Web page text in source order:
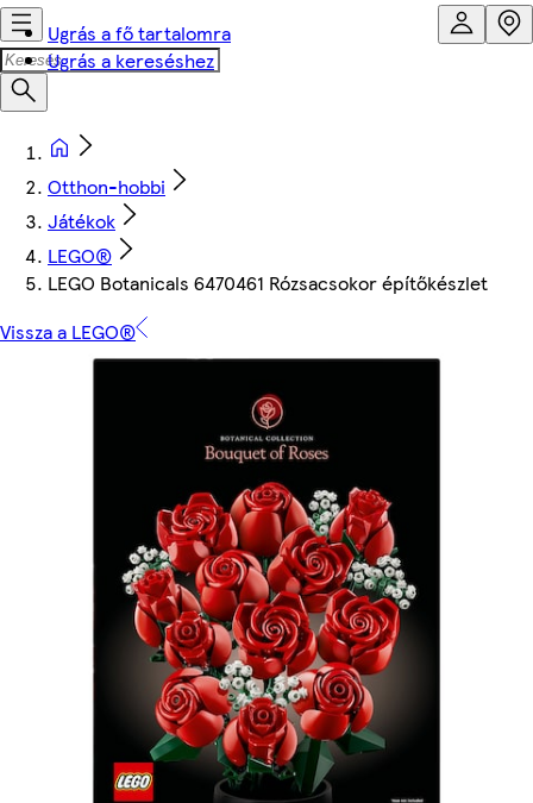
Ugrás a fő tartalomra
Ugrás a kereséshez
Otthon-hobbi
Játékok
LEGO®
LEGO Botanicals 6470461 Rózsacsokor építőkészlet
Vissza a LEGO®